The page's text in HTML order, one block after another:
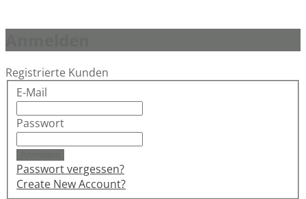
Registrierte Kunden
E-Mail
Passwort
Passwort vergessen?
Create New Account?